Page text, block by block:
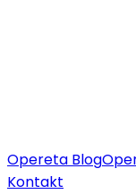
Opereta Blog
Kontakt